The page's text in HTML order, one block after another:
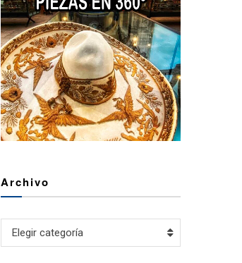
Archivo
Archivo
Elegir categoría